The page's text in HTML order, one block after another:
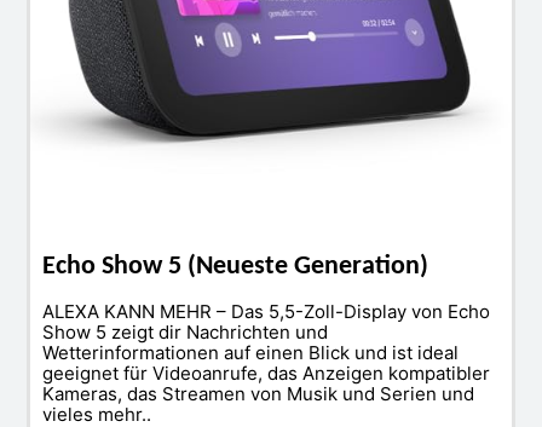
Echo Show 5 (Neueste Generation)
ALEXA KANN MEHR – Das 5,5-Zoll-Display von Echo
Show 5 zeigt dir Nachrichten und
Wetterinformationen auf einen Blick und ist ideal
geeignet für Videoanrufe, das Anzeigen kompatibler
Kameras, das Streamen von Musik und Serien und
vieles mehr..